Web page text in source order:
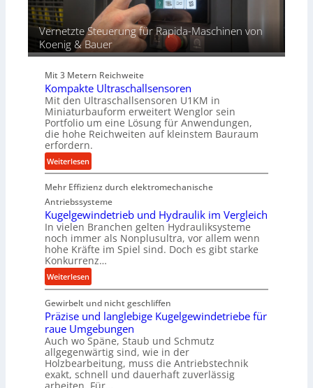
d
i
P
r
o
d
u
k
t
i
o
n
i
n
d
e
n
M
i
t
t
e
l
s
a
Vernetzte Steuerung für Rapida-Maschinen von
Koenig & Bauer
Mit 3 Metern Reichweite
Kompakte Ultraschallsensoren
Mit den Ultraschallsensoren U1KM in
Miniaturbauform erweitert Wenglor sein
Portfolio um eine Lösung für Anwendungen,
die hohe Reichweiten auf kleinstem Bauraum
erfordern.
Weiterlesen:
K
o
m
p
a
k
t
e
U
l
t
r
a
s
c
h
Mehr Effizienz durch elektromechanische
Antriebssysteme
Kugelgewindetrieb und Hydraulik im Vergleich
In vielen Branchen gelten Hydrauliksysteme
noch immer als Nonplusultra, vor allem wenn
hohe Kräfte im Spiel sind. Doch es gibt starke
Konkurrenz…
Weiterlesen:
K
u
g
e
l
g
e
w
Gewirbelt und nicht geschliffen
Präzise und langlebige Kugelgewindetriebe für
raue Umgebungen
Auch wo Späne, Staub und Schmutz
allgegenwärtig sind, wie in der
Holzbearbeitung, muss die Antriebstechnik
exakt, schnell und dauerhaft zuverlässig